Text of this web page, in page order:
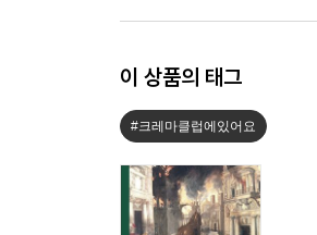
이 상품의 태그
#크레마클럽에있어요